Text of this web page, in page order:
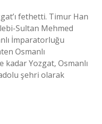
fethetti. Timur Han
Sultan Mehmed
İmparatorluğu
Osmanlı
Yozgat, Osmanlı
şehri olarak